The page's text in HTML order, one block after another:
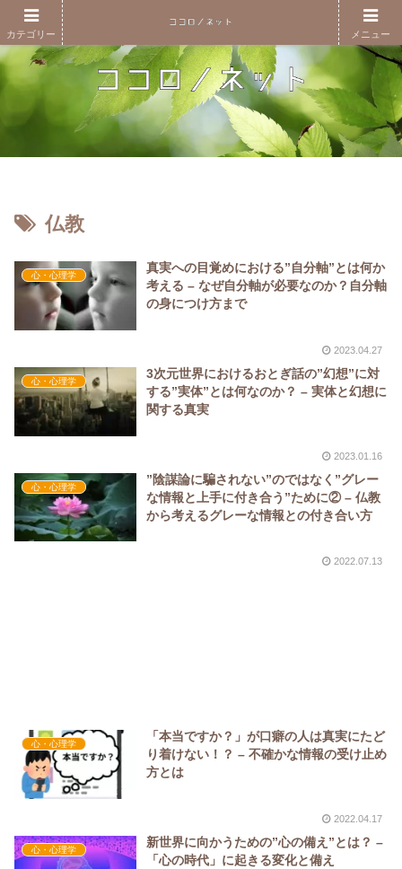
仏教
心・心理学
真実への目覚めにおける”自分軸”とは何か
考える – なぜ自分軸が必要なのか？自分軸
の身につけ方まで
2023.04.27
心・心理学
3次元世界におけるおとぎ話の”幻想”に対
する”実体”とは何なのか？ – 実体と幻想に
関する真実
2023.01.16
心・心理学
”陰謀論に騙されない”のではなく”グレー
な情報と上手に付き合う”ために② – 仏教
から考えるグレーな情報との付き合い方
2022.07.13
心・心理学
「本当ですか？」が口癖の人は真実にたど
り着けない！？ – 不確かな情報の受け止め
方とは
2022.04.17
心・心理学
新世界に向かうための”心の備え”とは？ –
「心の時代」に起きる変化と備え
カテゴリー メニュー